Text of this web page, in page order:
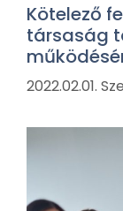
Kötelező
társaság
2022.02.01.